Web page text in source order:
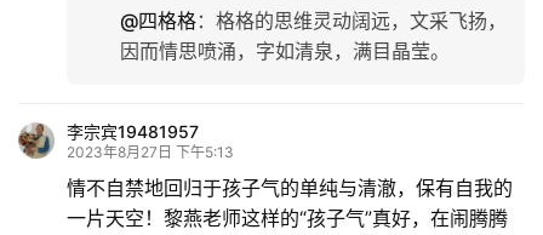
@四格格： 格格的思维灵动阔远，文采飞扬，
因而情思喷涌，字如清泉，满目晶莹。
李宗宾19481957
2023年8月27日 下午5:13
情不自禁地回归于孩子气的单纯与清澈，保有自我的
一片天空！黎燕老师这样的“孩子气”真好，在闹腾腾